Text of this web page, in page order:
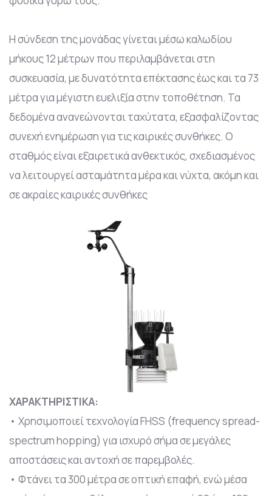
Η σύνδεση της μονάδας γίνεται μέσω καλωδίου
μήκους 12 μέτρων που περιλαμβάνεται στη
συσκευασία, με δυνατότητα επέκτασης έως και τα 73
μέτρα για μέγιστη ευελιξία στην τοποθέτηση. Τα
δεδομένα ανανεώνονται ταχύτατα, εξασφαλίζοντας
συνεχή ενημέρωση για τις καιρικές συνθήκες. Ο
σταθμός είναι εξαιρετικά ανθεκτικός, σχεδιασμένος
να λειτουργεί ασταμάτητα μέρα και νύχτα, ακόμη και
σε ακραίες καιρικές συνθήκες
ΧΑΡΑΚΤΗΡΙΣΤΙΚΑ:
• Χρησιμοποιεί τεχνολογία FHSS (frequency spread-
spectrum hopping) για ισχυρό σήμα σε μεγάλες
αποστάσεις και αντοχή σε παρεμβολές.
• Φτάνει τα 300 μέτρα σε οπτική επαφή, ενώ μέσα